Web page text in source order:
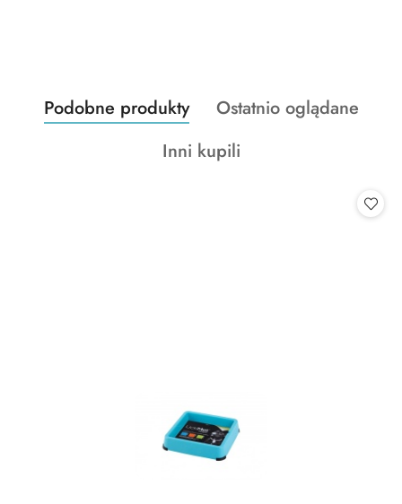
Pomiń karuzelę produktów
Produkty
o
Podobne produkty
Produkty
statusie:
Ostatnio oglądane
Produkty
Inni kupili